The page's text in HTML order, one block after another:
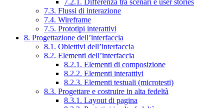
7.2.1. Differenza tra scenari e user stories
7.3. Flussi di interazione
7.4. Wireframe
7.5. Prototipi interattivi
8. Progettazione dell’interfaccia
8.1. Obiettivi dell’interfaccia
8.2. Elementi dell’interfaccia
8.2.1. Elementi di composizione
8.2.2. Elementi interattivi
8.2.3. Elementi testuali (microtesti)
8.3. Progettare e costruire in alta fedeltà
8.3.1. Layout di pagina